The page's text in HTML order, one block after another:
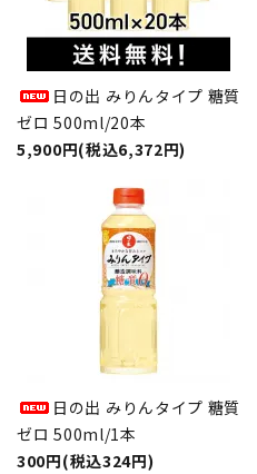
日の出 みりんタイプ 糖質
ゼロ 500ml/20本
5,900円(税込6,372円)
日の出 みりんタイプ 糖質
ゼロ 500ml/1本
300円(税込324円)